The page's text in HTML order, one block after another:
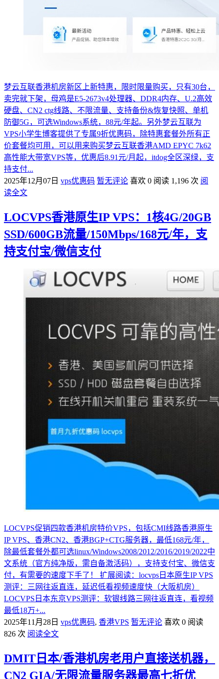
梦云互联香港机房新区上新特惠，限时限量购买，只有30台，
卖完就下架，母鸡是E5-2673v4处理器、DDR4内存、U.2高效
硬盘、CN2 ctg线路、不限流量、支持备份&恢复快照、单机
防御5G，可选Windows系统，88元/年起。另外梦云互联为
VPS小学生博客提供了专属9折优惠码，除特惠套餐外所有正
价套餐均可用，可以用来购买梦云互联香港AMD EPYC 7k62
高性能大带宽VPS等，优惠后8.91元/月起，itdog全区深绿，支
持支付...
2025年12月07日 vps优惠码 暂无评论 喜欢 0 阅读 1,196 次 阅
读全文
LOCVPS香港原生IP VPS：1核4G/20GB
SSD/600GB流量/150Mbps/168元/年，支
持支付宝/微信支付
LOCVPS促销四款香港机房特价VPS，包括CMI线路香港原生
IP VPS、香港CN2、香港BGP+CTG服务器，最低168元/年，
除最低套餐外都可选linux/Windows2008/2012/2016/2019/2022中
文系统（官方纯净版，需自备激活码），支持支付宝、微信支
付，有需要的速度下手了！ 扩展阅读：locvps日本原生IP VPS
测评：三网往返直连，延迟低看视频速度快（大阪机房）
LOCVPS日本东京VPS测评：软银线路三网往返直连，看视频
最低18万+...
2025年11月28日 vps优惠码, 香港VPS 暂无评论 喜欢 0 阅读
826 次 阅读全文
DMIT日本/香港机房老用户直接送机器，
CN2 GIA/无限流量服务器最高七折优